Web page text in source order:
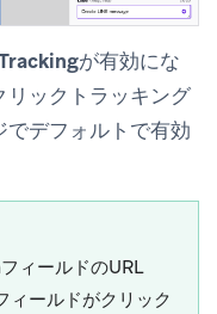
が有効にな
リックトラッキング
デフォルトで有効
フィールドのURL
ィールドがクリック